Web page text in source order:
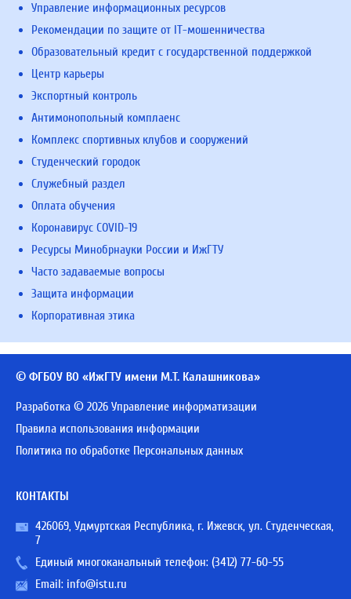
Управление информационных ресурсов
Рекомендации по защите от IT-мошенничества
Образовательный кредит с государственной поддержкой
Центр карьеры
Экспортный контроль
Антимонопольный комплаенс
Комплекс спортивных клубов и сооружений
Студенческий городок
Служебный раздел
Оплата обучения
Коронавирус COVID-19
Ресурсы Минобрнауки России и ИжГТУ
Часто задаваемые вопросы
Защита информации
Корпоративная этика
© ФГБОУ ВО «ИжГТУ имени М.Т. Калашникова»
Разработка © 2026 Управление информатизации
Правила использования информации
Политика по обработке Персональных данных
КОНТАКТЫ
426069, Удмуртская Республика, г. Ижевск, ул. Студенческая,
7
Единый многоканальный телефон: (3412) 77-60-55
Email: info@istu.ru